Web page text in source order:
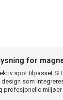
for
spot tilpasset
som
profesjonelle